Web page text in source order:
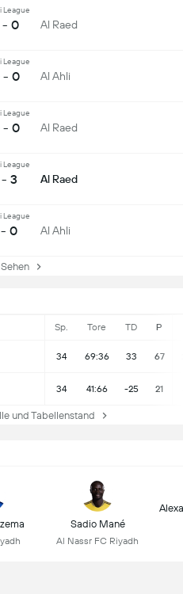
Sp. Tore TD P
34 69:36 33 67
34 41:66 -25 21
und Tabellenstand
League
- 0 Al Raed
League
- 0 Al Ahli
League
- 0 Al Raed
League
- 3 Al Raed
League
- 0 Al Ahli
Sadio Mané
Al Nassr FC Riyadh